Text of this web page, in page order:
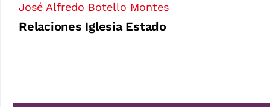
José Alfredo Botello Montes
Relaciones Iglesia Estado